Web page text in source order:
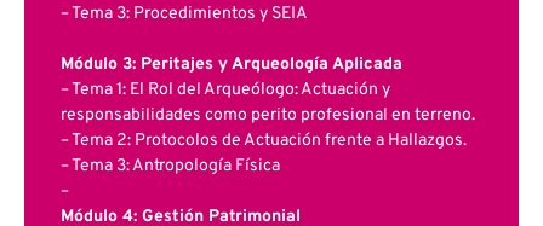
– Tema 3: Procedimientos y SEIA
Módulo 3: Peritajes y Arqueología Aplicada
– Tema 1: El Rol del Arqueólogo: Actuación y
responsabilidades como perito profesional en terreno.
– Tema 2: Protocolos de Actuación frente a Hallazgos.
– Tema 3: Antropología Física
–
Módulo 4: Gestión Patrimonial